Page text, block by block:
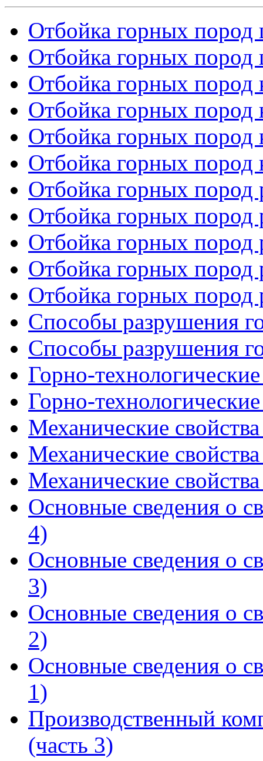
Отбойка горных
Отбойка горных
Отбойка горных пород
Отбойка горных пород
Отбойка горных пород
Отбойка горных пород
Отбойка горных пород
Отбойка горных пород
Отбойка горных пород
Отбойка горных пород
Отбойка горных пород
Способы разрушения
Способы разрушения
Горно-
Горно-
Механические
Механические
Механические
Основные сведения о
4)
Основные сведения о
3)
Основные сведения о
2)
Основные сведения о
1)
Производственный
(часть 3)